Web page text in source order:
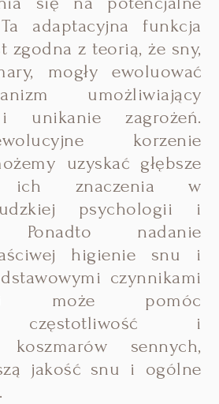
Ta adaptacyjna funkcja
zgodna z teorią, że sny,
mogły ewoluować
umożliwiający
unikanie zagrożeń.
korzenie
uzyskać głębsze
ich znaczenia w
psychologii i
Ponadto nadanie
higienie snu i
czynnikami
może pomóc
częstotliwość i
koszmarów sennych,
jakość snu i ogólne